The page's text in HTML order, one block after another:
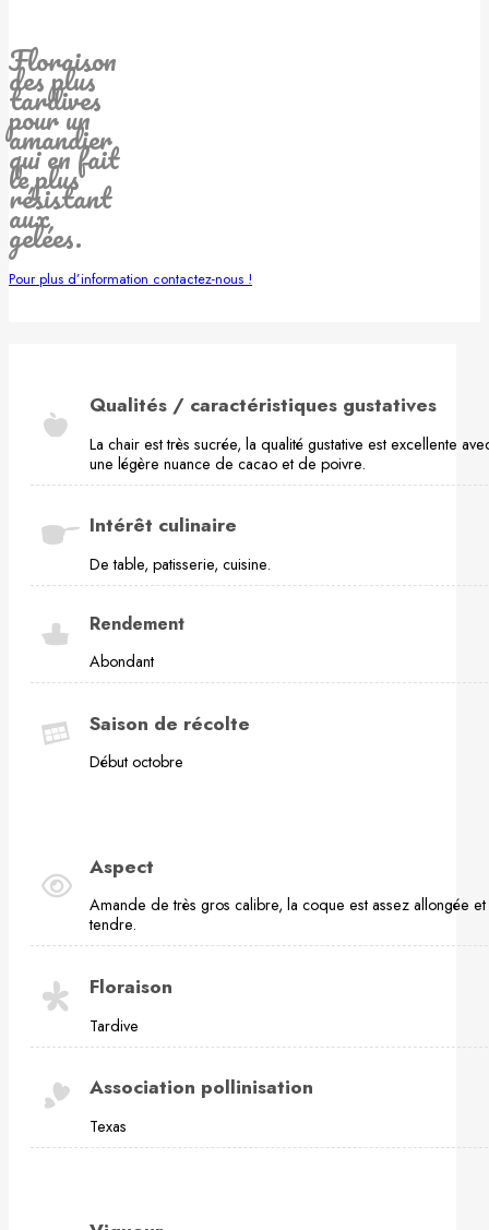
Floraison
des plus
tardives
pour un
amandier
qui en fait
le plus
résistant
aux
gelées.
Pour plus d’information contactez-nous !
Qualités / caractéristiques gustatives
La chair est très sucrée, la qualité gustative est excellente
une légère nuance de cacao et de poivre.
Intérêt culinaire
De table, patisserie, cuisine.
Rendement
Abondant
Saison de récolte
Début octobre
Aspect
Amande de très gros calibre, la coque est assez allongée et
tendre.
Floraison
Tardive
Association pollinisation
Texas